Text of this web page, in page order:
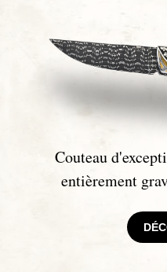
Couteau
entièrement